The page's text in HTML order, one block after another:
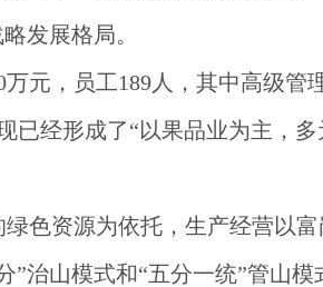
发展格局。
万元，员工189人，其中高级管
已经形成了“以果品业为主，
色资源为依托，生产经营以
”治山模式和“五分一统”管山